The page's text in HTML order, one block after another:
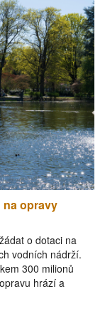
na opravy
o dotaci na
vodních nádrží.
300 milionů
hrází a